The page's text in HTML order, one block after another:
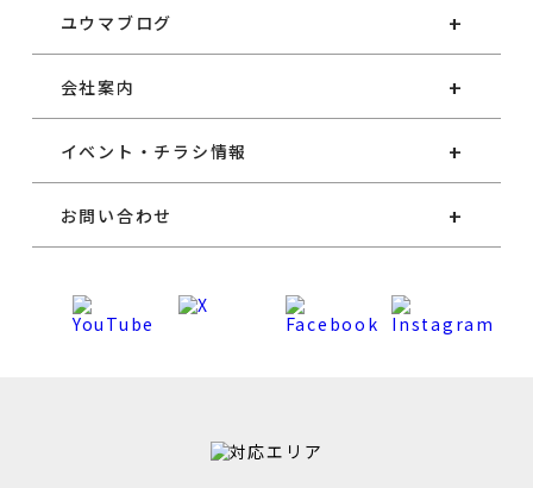
ユウマブログ
会社案内
イベント・チラシ情報
お問い合わせ